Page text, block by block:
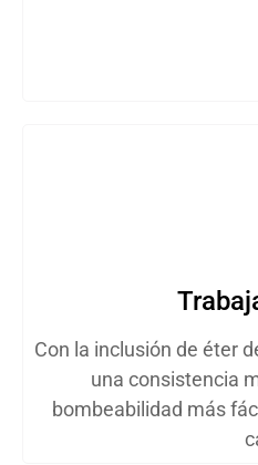
Con la inclusión de éter
una consistencia
bombeabilidad más